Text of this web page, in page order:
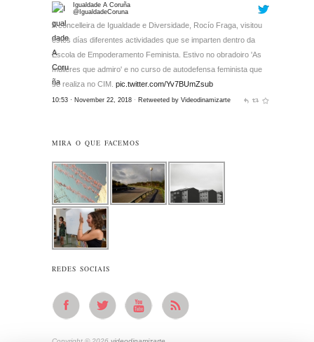
Igualdade A Coruña
@IgualdadeCoruna
A concelleira de Igualdade e Diversidade, Rocío Fraga, visitou
estes días diferentes actividades que se imparten dentro da
Escola de Empoderamento Feminista. Estivo no obradoiro 'As
mulleres que admiro' e no curso de autodefensa feminista que
se realiza no CIM. pic.twitter.com/Yv7BUmZsub
10:53 · November 22, 2018 · Retweeted by Videodinamizarte
MIRA O QUE FACEMOS
REDES SOCIAIS